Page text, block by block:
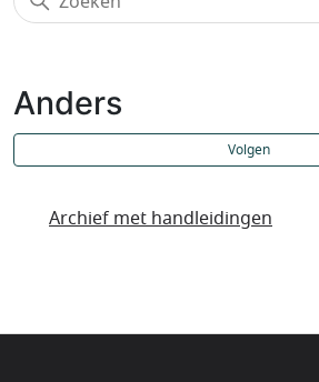
Anders
Volgen
Archief met handleidingen